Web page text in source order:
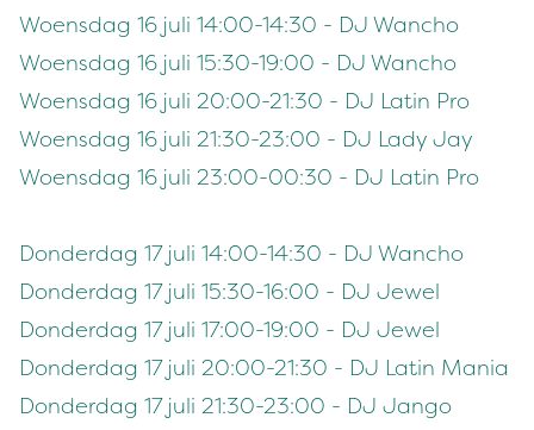
Woensdag 16 juli 14:00-14:30 - DJ Wancho
Woensdag 16 juli 15:30-19:00 - DJ Wancho
Woensdag 16 juli 20:00-21:30 - DJ Latin Pro
Woensdag 16 juli 21:30-23:00 - DJ Lady Jay
Woensdag 16 juli 23:00-00:30 - DJ Latin Pro
Donderdag 17 juli 14:00-14:30 - DJ Wancho
Donderdag 17 juli 15:30-16:00 - DJ Jewel
Donderdag 17 juli 17:00-19:00 - DJ Jewel
Donderdag 17 juli 20:00-21:30 - DJ Latin Mania
Donderdag 17 juli 21:30-23:00 - DJ Jango